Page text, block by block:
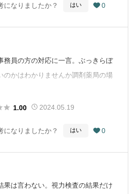
になりましたか？ はい  0
務員の方の対応に一言。ぶっきらぼ
のかはわかりませんか調剤薬局の場
はない。 …（Google Mapから引
 1.00 2024.05.19
になりましたか？ はい  0
果は言わない。視力検査の結果だけ